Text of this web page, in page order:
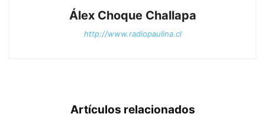
Álex Choque Challapa
http://www.radiopaulina.cl
Artículos relacionados